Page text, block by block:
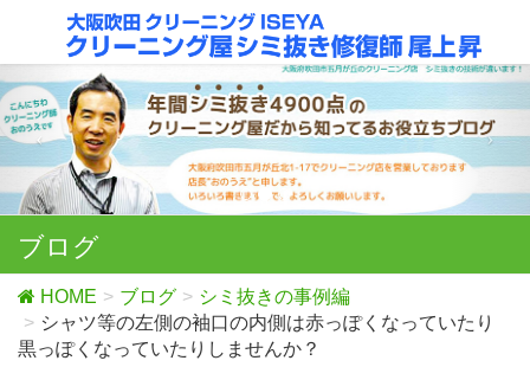
ブログ
HOME ブログ
シミ抜きの事例編
シャツ等の左側の袖口の内側は赤っぽくなっていたり
黒っぽくなっていたりしませんか？